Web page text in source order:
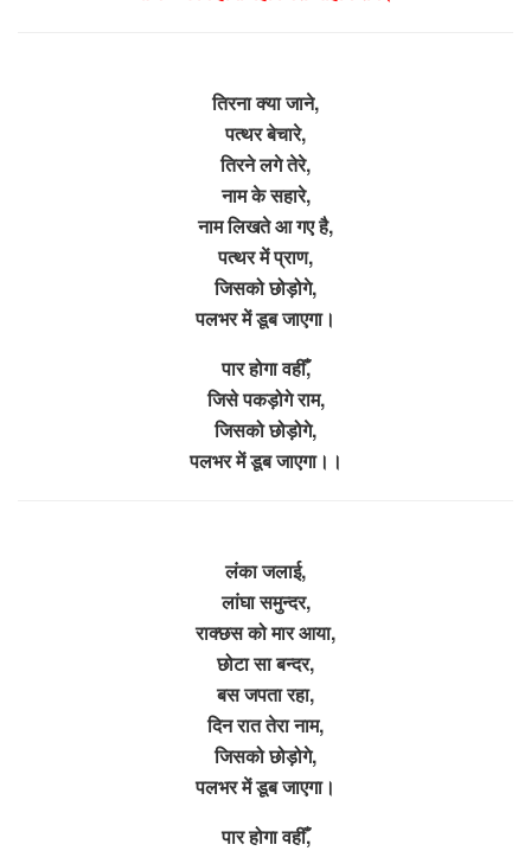
तिरना क्या जाने,
पत्थर बेचारे,
तिरने लगे तेरे,
नाम के सहारे,
नाम लिखते आ गए है,
पत्थर में प्राण,
जिसको छोड़ोगे,
पलभर में डूब जाएगा।
पार होगा वहीँ,
जिसे पकड़ोगे राम,
जिसको छोड़ोगे,
पलभर में डूब जाएगा।।
लंका जलाई,
लांघा समुन्दर,
राक्छस को मार आया,
छोटा सा बन्दर,
बस जपता रहा,
दिन रात तेरा नाम,
जिसको छोड़ोगे,
पलभर में डूब जाएगा।
पार होगा वहीँ,